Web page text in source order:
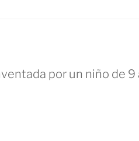
por un niño de 9